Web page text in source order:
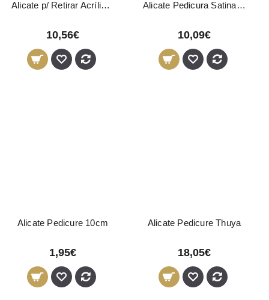
Alicate p/ Retirar Acrílico Thuya
10,56€
Alicate Pedicura Satinado 12 cm 03017 Pollié
10,09€
Alicate Pedicure 10cm
1,95€
Alicate Pedicure Thuya
18,05€